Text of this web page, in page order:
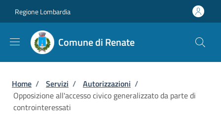
Regione Lombardia
Comune di Renate
Briciole di pane
Home / Servizi / Autorizzazioni /
Opposizione all'accesso civico generalizzato da parte di
controinteressati